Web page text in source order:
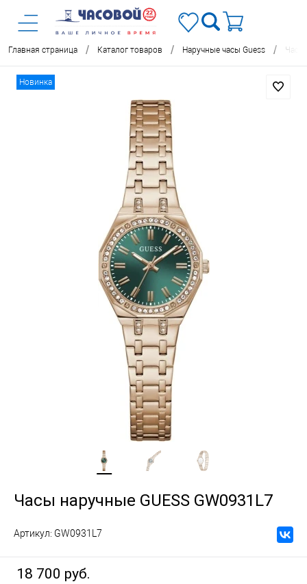
Главная страница / Каталог товаров / Наручные часы Guess / Часы
Новинка
Часы наручные GUESS GW0931L7
Артикул: GW0931L7
18 700 руб.